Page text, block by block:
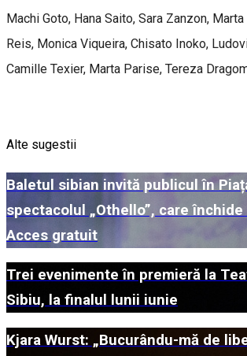
Machi Goto, Hana Saito, Sara Zanzon,
Reis, Monica Viqueira, Chisato Inoko,
Camille Texier, Marta Parise, Tereza
Alte sugestii
Baletul sibian invită publicul în
spectacolul „Othello”, care
Acces gratuit
Trei evenimente în premieră la
Sibiu, la finalul lunii iunie
Kjara Wurst: „Bucurându-mă de